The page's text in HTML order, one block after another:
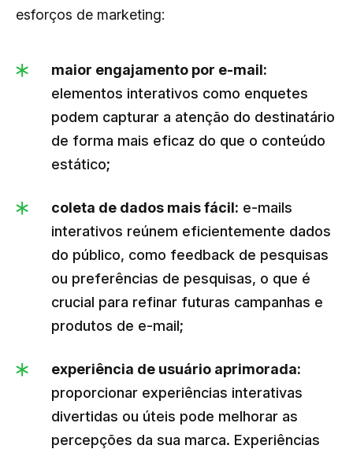
esforços de marketing:
maior engajamento por e-mail:
elementos interativos como enquetes
podem capturar a atenção do destinatário
de forma mais eficaz do que o conteúdo
estático;
coleta de dados mais fácil: e-mails
interativos reúnem eficientemente dados
do público, como feedback de pesquisas
ou preferências de pesquisas, o que é
crucial para refinar futuras campanhas e
produtos de e-mail;
experiência de usuário aprimorada:
proporcionar experiências interativas
divertidas ou úteis pode melhorar as
percepções da sua marca. Experiências